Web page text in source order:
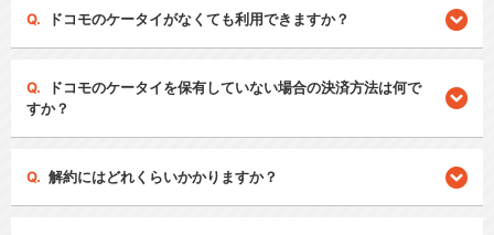
ドコモのケータイがなくても利用できますか？
ドコモのケータイを保有していない場合の決済方法は何で
すか？
解約にはどれくらいかかりますか？